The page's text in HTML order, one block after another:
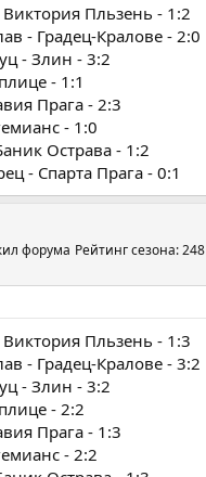
Пльзень - 1:2
- Градец-Кралове - 2:0
- Злин - 3:2
- 1:1
Прага - 2:3
- 1:0
Острава - 1:2
- Спарта Прага - 0:1
форума Рейтинг сезона: 248
Пльзень - 1:3
- Градец-Кралове - 3:2
- Злин - 3:2
- 2:2
Прага - 1:3
- 2:2